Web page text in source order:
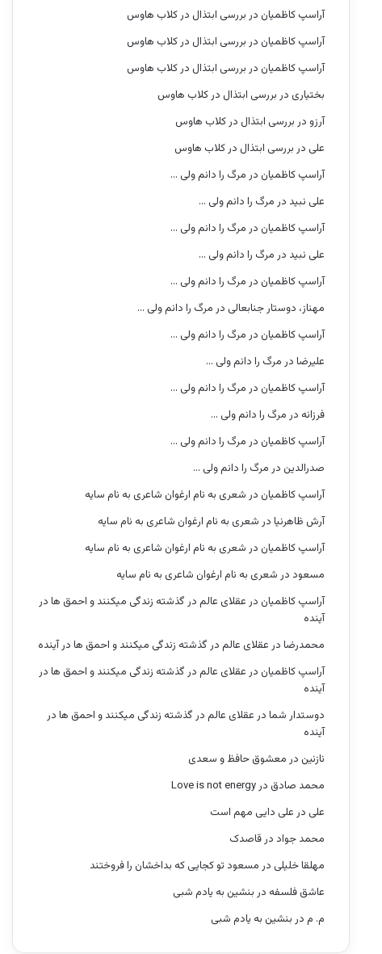
آراسپ کاظمیان در بررسی ابتذال در کلاب هاوس
آراسپ کاظمیان در بررسی ابتذال در کلاب هاوس
آراسپ کاظمیان در بررسی ابتذال در کلاب هاوس
بختیاری در بررسی ابتذال در کلاب هاوس
آرزو در بررسی ابتذال در کلاب هاوس
علی در بررسی ابتذال در کلاب هاوس
آراسپ کاظمیان در مرگ را دانم ولی …
علی نبید در مرگ را دانم ولی …
آراسپ کاظمیان در مرگ را دانم ولی …
علی نبید در مرگ را دانم ولی …
آراسپ کاظمیان در مرگ را دانم ولی …
مهناز، دوستار جنابعالی در مرگ را دانم ولی …
آراسپ کاظمیان در مرگ را دانم ولی …
علیرضا در مرگ را دانم ولی …
آراسپ کاظمیان در مرگ را دانم ولی …
فرزانه در مرگ را دانم ولی …
آراسپ کاظمیان در مرگ را دانم ولی …
صدرالدین در مرگ را دانم ولی …
آراسپ کاظمیان در شعری به نام ارغوان شاعری به نام سایه
آرش ظاهرنیا در شعری به نام ارغوان شاعری به نام سایه
آراسپ کاظمیان در شعری به نام ارغوان شاعری به نام سایه
مسعود در شعری به نام ارغوان شاعری به نام سایه
آراسپ کاظمیان در عقلای عالم در گذشته زندگی میکنند و احمق ها در
آینده
محمدرضا در عقلای عالم در گذشته زندگی میکنند و احمق ها در آینده
آراسپ کاظمیان در عقلای عالم در گذشته زندگی میکنند و احمق ها در
آینده
دوستدار شما در عقلای عالم در گذشته زندگی میکنند و احمق ها در
آینده
نازنین در معشوق حافظ و سعدی
محمد صادق درLove is not energy
علی در علی دایی مهم است
محمد جواد درقاصدک
مهلقا خلیلی در مسعود تو کجایی که بداخشان را فروختند
عاشق فلسفه در بنشین به یادم شبی
م. م در بنشین به یادم شبی